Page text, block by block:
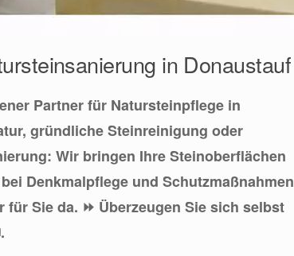
in Donaustauf
Partner für Natursteinpflege in
gründliche Steinreinigung oder
Wir bringen Ihre Steinoberflächen
Denkmalpflege und Schutzmaßnahmen
Sie da. ⏩ Überzeugen Sie sich selbst